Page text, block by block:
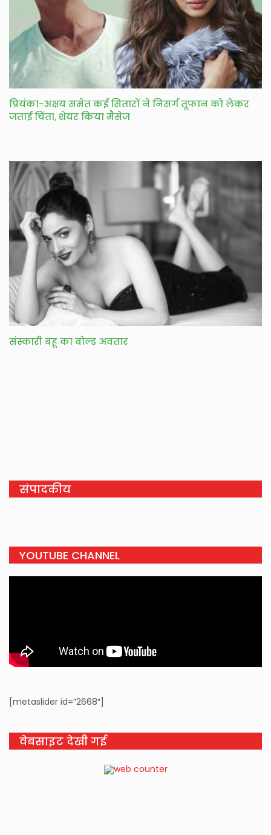
प्रियंका-अक्षय समेत कई सितारों ने निसर्ग तूफान को लेकर
जताई चिंता, शेयर किया मैसेज
संस्कारी बहू का बोल्ड अवतार
संपादकीय
YOUTUBE CHANNEL
[metaslider id=”2668″]
वेबसाइट देखी गई